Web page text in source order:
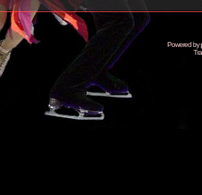
Powered by